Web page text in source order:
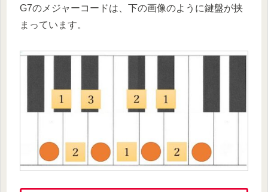
G7のメジャーコードは、下の画像のように鍵盤が挟
まっています。